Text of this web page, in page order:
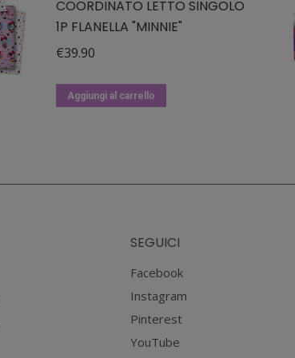
COORDINATO LETTO SINGOLO
1P FLANELLA "MINNIE"
€39.90
Aggiungi al carrello
SEGUICI
Facebook
Instagram
Pinterest
YouTube